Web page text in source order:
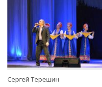
Сергей Терешин